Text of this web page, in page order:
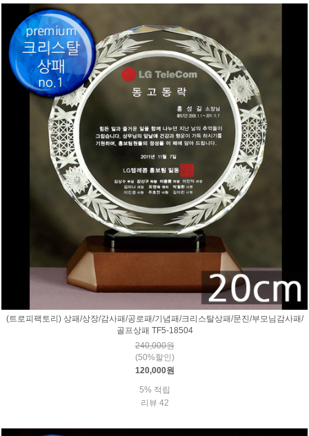
(트로피팩토리) 상패/상장/감사패/공로패/기념패/크리스탈상패/문진/부모님감사패/
골프상패 TF5-18504
240,000원
(50%할인)
120,000원
5% 적립
리뷰 42